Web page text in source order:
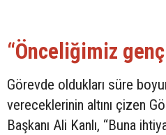
“Önceliğimiz
Görevde oldukları süre
vereceklerinin altını çizen
Başkanı Ali Kanlı, “Buna